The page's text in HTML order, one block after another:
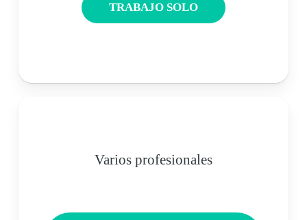
TRABAJO SOLO
Varios profesionales